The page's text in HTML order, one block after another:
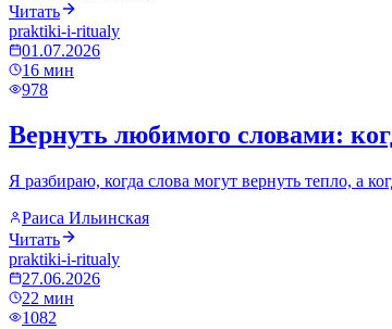
Читать
praktiki-i-ritualy
01.07.2026
16 мин
978
Вернуть любимого словами:
Я разбираю, когда слова могут вернуть тепло, а
Раиса Ильинская
Читать
praktiki-i-ritualy
27.06.2026
22 мин
1082